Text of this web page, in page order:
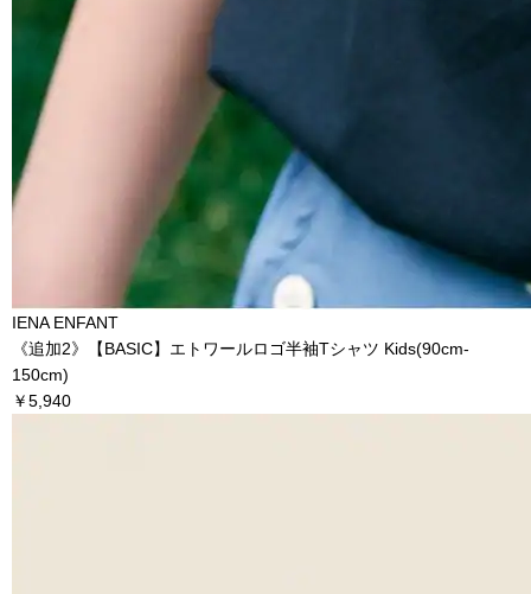
IENA ENFANT
《追加2》【BASIC】エトワールロゴ半袖Tシャツ Kids(90cm‐
150cm)
￥5,940